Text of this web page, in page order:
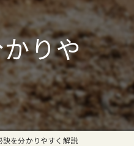
りや
を分かりやすく解説